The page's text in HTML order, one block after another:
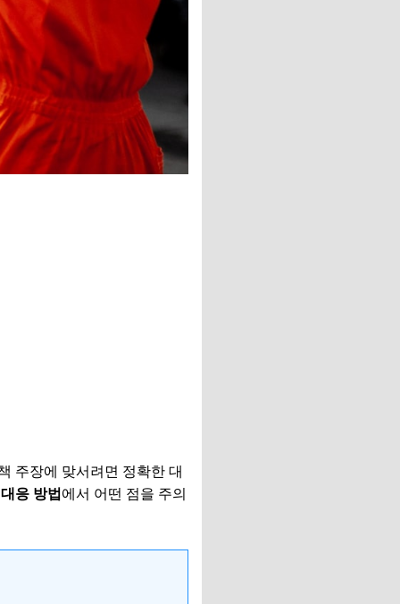
주장에 맞서려면 정확한 대
응 방법에서 어떤 점을 주의